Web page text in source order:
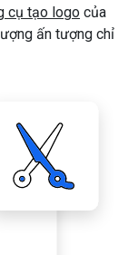
cụ tạo logo của
ấn tượng chỉ